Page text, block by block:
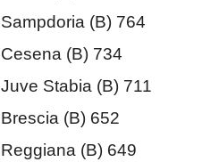
Sampdoria (B) 764
Cesena (B) 734
Juve Stabia (B) 711
Brescia (B) 652
Reggiana (B) 649